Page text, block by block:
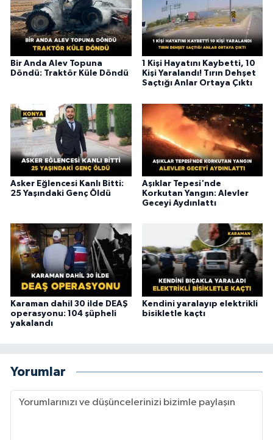
Bir Anda Alev Topuna
Döndü: Traktör Küle Döndü
1 Kişi Hayatını Kaybetti, 10
Kişi Yaralandı! Tırın Dehşet
Saçtığı Anlar Ortaya Çıktı
Asker Eğlencesi Kanlı Bitti:
25 Yaşındaki Genç Öldü
Aşıklar Tepesi'nde
Korkutan Yangın: Alevler
Geceyi Aydınlattı
Karaman dahil 30 ilde DEAŞ
operasyonu: 104 şüpheli
yakalandı
Kendini yaralayıp elektrikli
bisikletle kaçtı
Yorumlar